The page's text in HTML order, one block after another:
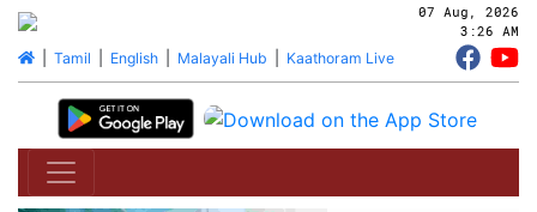
07 Aug, 2026
3:26 AM
| Tamil English| Malayali Hub Kaathoram Live